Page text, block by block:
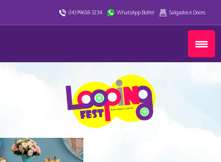
(14) 99658-3234 WhatsApp Buffet Salgados e Doces